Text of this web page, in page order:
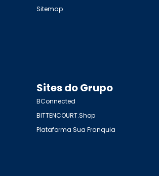
Sitemap
Sites do Grupo
BConnected
BITTENCOURT.Shop
Plataforma Sua Franquia